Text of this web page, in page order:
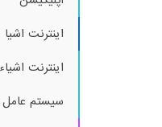
اینترنت اشیا IOT
اینترنت
سیستم عامل FreeRTOS